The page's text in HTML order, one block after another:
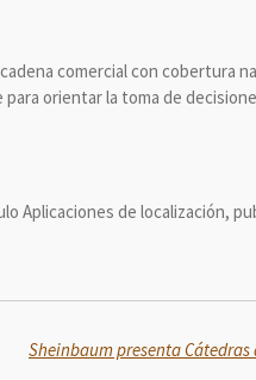
comercial con cobertura
orientar la toma de
Aplicaciones de localización,